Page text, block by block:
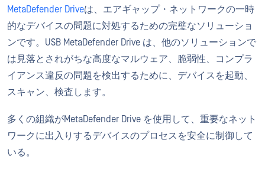
MetaDefender Driveは、エアギャップ・ネットワークの一時
的なデバイスの問題に対処するための完璧なソリューショ
ンです。USB MetaDefender Drive は、他のソリューションで
は見落とされがちな高度なマルウェア、脆弱性、コンプラ
イアンス違反の問題を検出するために、デバイスを起動、
スキャン、検査します。
多くの組織がMetaDefender Drive を使用して、重要なネット
ワークに出入りするデバイスのプロセスを安全に制御して
いる。